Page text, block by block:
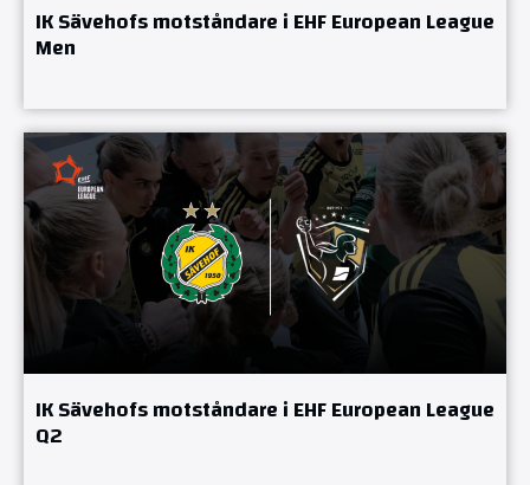
IK Sävehofs motståndare i EHF European League
Men
IK Sävehofs motståndare i EHF European League
Q2